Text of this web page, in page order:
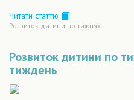
Читати статтю
Розвиток дитини по тижнях
Розвиток дитини по
тиждень